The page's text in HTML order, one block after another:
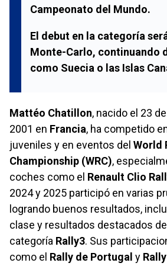
Campeonato del Mundo.
El debut en la categoría
Monte-Carlo, continuando
como Suecia o las Islas
Mattéo Chatillon, nacido el 23
2001 en Francia, ha competido
juveniles y en eventos del World
Championship (WRC),
coches como el Renault Clio
2024 y 2025 participó en varias
logrando buenos resultados,
clase y resultados destacados
categoría Rally3. Sus
como el Rally de Portugal y